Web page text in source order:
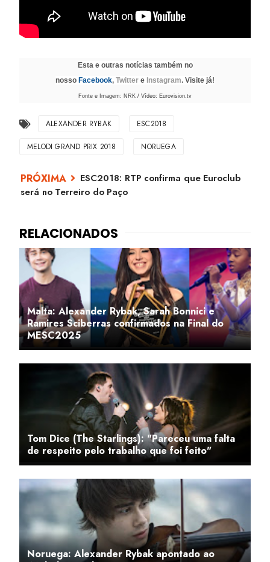
Esta e outras notícias também no
nosso Facebook, Twitter e Instagram. Visite já!
Fonte e Imagem: NRK / Vídeo: Eurovision.tv
ALEXANDER RYBAK ESC2018
MELODI GRAND PRIX 2018 NORUEGA
ESC2018: RTP confirma que Euroclub
será no Terreiro do Paço
Malta: Alexander Rybak, Sarah Bonnici e
Ramires Sciberras confirmados na Final do
MESC2025
Tom Dice (The Starlings): "Pareceu uma falta
de respeito pelo trabalho que foi feito"
Noruega: Alexander Rybak apontado ao